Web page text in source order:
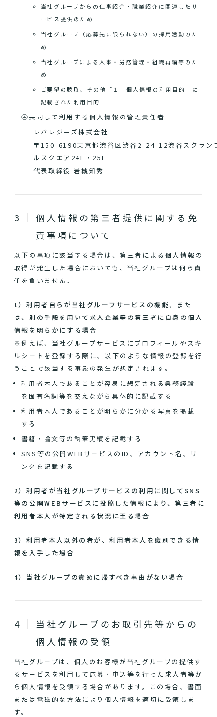
当社グループからの仕事紹介・職業紹介に関連したサ
ービス提供のため
当社グループ（応募先に限られない）の採用活動のた
め
当社グループによる人事・労務管理・組織再編等のた
め
ご要望の聴取、その他「１ 個人情報の利用目的」に
記載された利用目的
④共同して利用する個人情報の管理責任者
レバレジーズ株式会社
〒150-6190東京都渋谷区渋谷2-24-12渋谷スクラン
ルスクエア24F・25F
代表取締役 岩槻知秀
個人情報の第三者提供に関する免
責事項について
以下の事項に該当する場合は、第三者による個人情報の
取得が発生した場合においても、当社グループは何ら責
任を負いません。
1）利用者自らが当社グループサービスの機能、また
は、別の手段を用いて求人企業等の第三者に自身の個人
情報を明らかにする場合
※例えば、当社グループサービスにプロフィールやスキ
ルシートを登録する際に、以下のような情報の登録を行
うことで該当する事象の発生が想定されます。
利用者本人であることが容易に想定される業務経験
を固有名詞等を交えながら具体的に記載する
利用者本人であることが明らかに分かる写真を掲載
する
書籍・論文等の執筆実績を記載する
SNS等の公開WEBサービスのID、アカウント名、リ
ンクを記載する
2）利用者が当社グループサービスの利用に関してSNS
等の公開WEBサービスに投稿した情報により、第三者に
利用者本人が特定される状況に至る場合
3）利用者本人以外の者が、利用者本人を識別できる情
報を入手した場合
4）当社グループの責めに帰すべき事由がない場合
当社グループのお取引先等からの
個人情報の受領
当社グループは、個人のお客様が当社グループの提供す
るサービスを利用して応募・申込等を行った求人者等か
ら個人情報を受領する場合があります。この場合、書面
または電磁的な方法により個人情報を適切に受領しま
す。